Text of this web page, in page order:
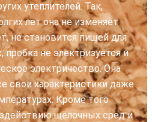
утеплителей. Так,
лет она не изменяет
не становится пищей для
не электризуется и
электричество. Она
свои характеристики даже
Кроме того
щелочных сред и